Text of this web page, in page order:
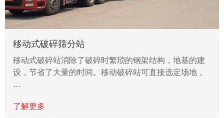
移动式破碎筛分站
移动式破碎站消除了破碎时繁琐的钢架结构，地基的建
设，节省了大量的时间。移动破碎站可直接选定场地，
…
了解更多